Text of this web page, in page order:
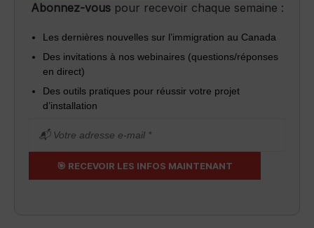
Abonnez-vouspour recevoir chaque semaine :
Les dernières nouvelles sur l’immigration au Canada
Des invitations à nos webinaires (questions/réponses
en direct)
Des outils pratiques pour réussir votre projet
d’installation